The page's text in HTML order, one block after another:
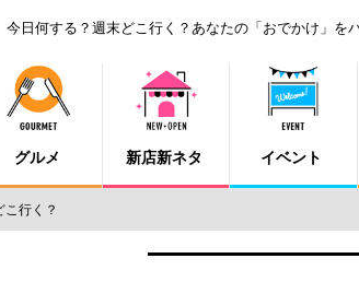
今日何する？週末どこ行く？あなたの「おでかけ」を
グルメ 新店新ネタ イベント
行く？